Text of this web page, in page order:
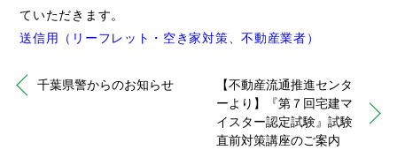
ていただきます。
送信用（リーフレット・空き家対策、不動産業者）
千葉県警からのお知らせ
【不動産流通推進センタ
ーより】『第７回宅建マ
イスター認定試験』試験
直前対策講座のご案内